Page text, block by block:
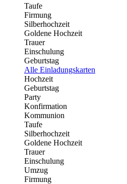
Taufe
Firmung
Silberhochzeit
Goldene Hochzeit
Trauer
Einschulung
Geburtstag
Alle Einladungskarten
Hochzeit
Geburtstag
Party
Konfirmation
Kommunion
Taufe
Silberhochzeit
Goldene Hochzeit
Trauer
Einschulung
Umzug
Firmung